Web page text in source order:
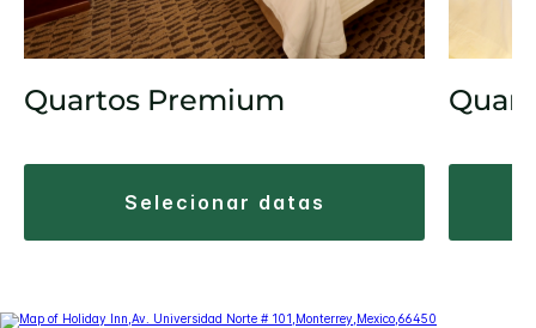
Quartos Premium
selecionar datas